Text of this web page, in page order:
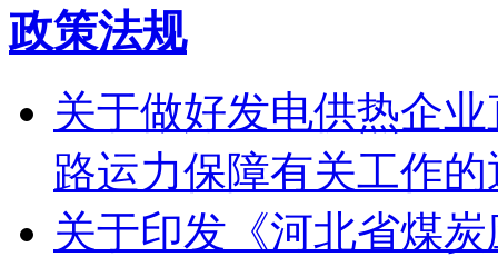
政策法规
关于做好发电供热企
路运力保障有关工作的
关于印发《河北省煤